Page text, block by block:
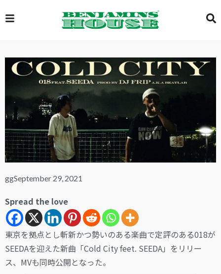
EXCLUSIVE
GLOBAL
VIDEOS
GALLERY
LOGIN
ggSeptember 29, 2021
Spread the love
東京を拠点とし斬新かつ勢いのある楽曲で定評のある018が
SEEDAを迎えた新曲「Cold City feet. SEEDA」をリリー
ス、MVも同時公開となった。